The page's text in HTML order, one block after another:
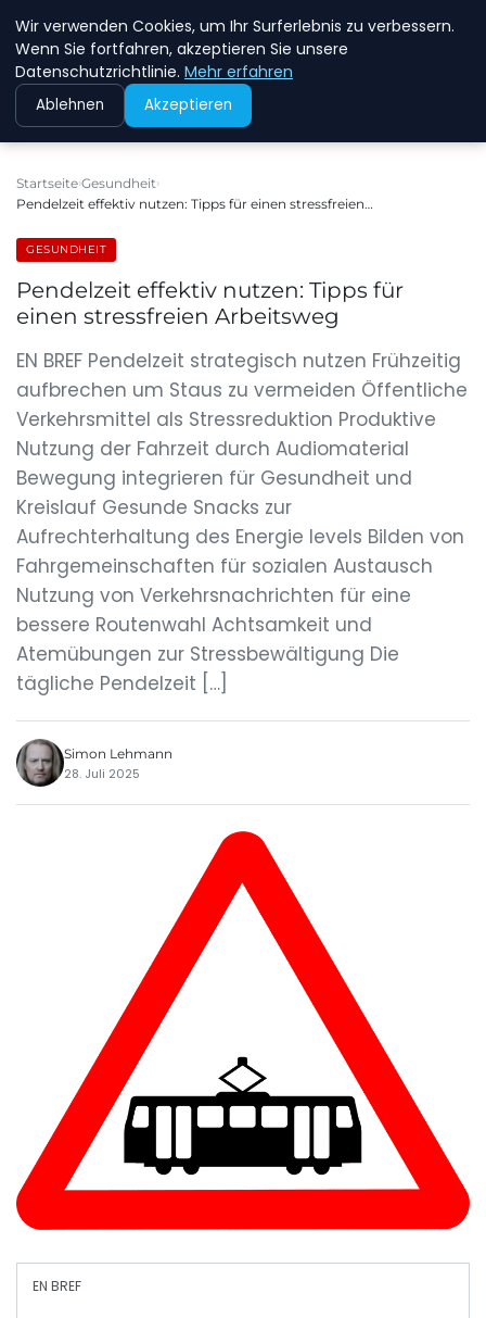
NEW ENERGY JOBS
Startseite Gesundheit
Pendelzeit effektiv nutzen: Tipps für einen stressfreien…
GESUNDHEIT
Pendelzeit effektiv nutzen: Tipps für
einen stressfreien Arbeitsweg
EN BREF Pendelzeit strategisch nutzen Frühzeitig
aufbrechen um Staus zu vermeiden Öffentliche
Verkehrsmittel als Stressreduktion Produktive
Nutzung der Fahrzeit durch Audiomaterial
Bewegung integrieren für Gesundheit und
Kreislauf Gesunde Snacks zur
Aufrechterhaltung des Energie levels Bilden von
Fahrgemeinschaften für sozialen Austausch
Nutzung von Verkehrsnachrichten für eine
bessere Routenwahl Achtsamkeit und
Atemübungen zur Stressbewältigung Die
tägliche Pendelzeit […]
Simon Lehmann
28. Juli 2025
EN BREF
Wir verwenden Cookies, um Ihr Surferlebnis zu verbessern.
Wenn Sie fortfahren, akzeptieren Sie unsere
Datenschutzrichtlinie. Mehr erfahren
Ablehnen Akzeptieren